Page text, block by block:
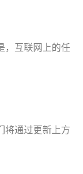
，互联网上的任
将通过更新上方